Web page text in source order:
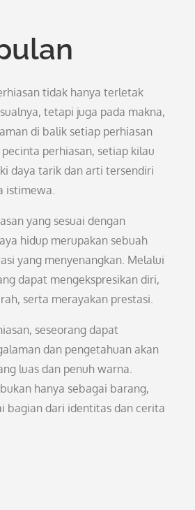
tidak hanya terletak
tetapi juga pada makna,
di balik setiap perhiasan
perhiasan, setiap kilau
daya tarik dan arti tersendiri
istimewa.
yang sesuai dengan
hidup merupakan sebuah
yang menyenangkan. Melalui
dapat mengekspresikan diri,
serta merayakan prestasi.
seseorang dapat
dan pengetahuan akan
luas dan penuh warna.
hanya sebagai barang,
bagian dari identitas dan cerita